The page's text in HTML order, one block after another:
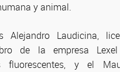
y animal.
Alejandro Laudicina,
de la empresa
fluorescentes, y el